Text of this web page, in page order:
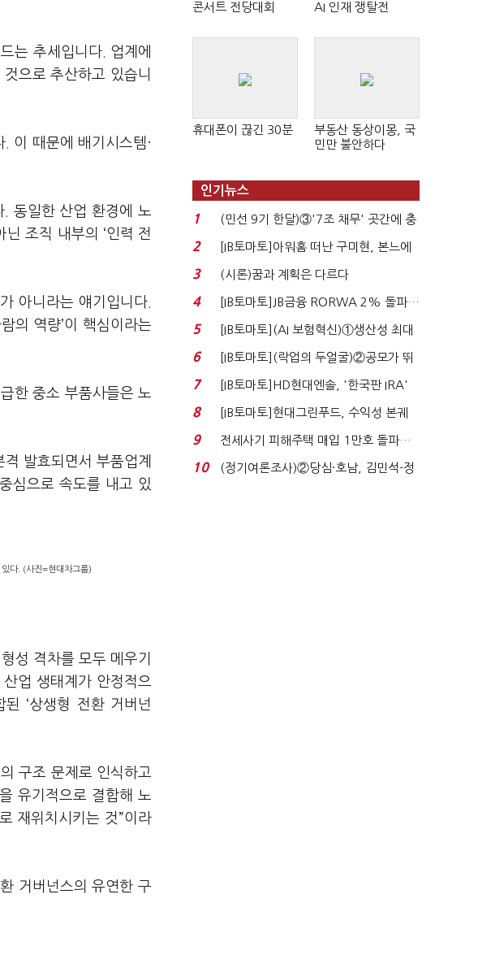
는 추세입니다. 업계에
으로 추산하고 있습니
이 때문에 배기시스템·
. 동일한 산업 환경에 노
조직 내부의 ‘인력 전
아니라는 얘기입니다.
의 역량’이 핵심이라는
한 중소 부품사들은 노
발효되면서 부품업계
심으로 속도를 내고 있
다. (사진=현대차그룹)
성 격차를 모두 메우기
업 생태계가 안정적으
‘상생형 전환 거버넌
구조 문제로 인식하고
유기적으로 결합해 노
재위치시키는 것”이라
거버넌스의 유연한 구
콘서트 전당대회 AI 인재 쟁탈전
휴대폰이 끊긴 30분
부동산 동상이몽, 국
민만 불안하다
인기뉴스
1
(민선 9기 한달)③'7조 채무' 곳간에 충
격…추미애, 20년...
2
[IB토마토]아워홈 떠난 구미현, 본느에
340억 베팅…가...
3 (시론)꿈과 계획은 다르다
4
[IB토마토]JB금융 RORWA 2% 돌파…
실적 견인은 은행 ...
5
[IB토마토](AI 보험혁신)①생산성 최대
80% 개선…현실...
6
[IB토마토](락업의 두얼굴)②공모가 뛰
자 첫날 매도…FI ...
7
[IB토마토]HD현대엔솔, '한국판 IRA'
수혜 부상…세액공...
8
[IB토마토]현대그린푸드, 수익성 본궤
도…실적 개선에 ...
9
전세사기 피해주택 매입 1만호 돌파…
누적 피해자 4만2...
10
(정기여론조사)②당심·호남, 김민석-정